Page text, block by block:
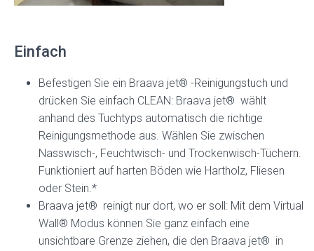
Einfach
Befestigen Sie ein Braava jet® -Reinigungstuch und
drücken Sie einfach CLEAN: Braava jet® wählt
anhand des Tuchtyps automatisch die richtige
Reinigungsmethode aus. Wählen Sie zwischen
Nasswisch-, Feuchtwisch- und Trockenwisch-Tüchern.
Funktioniert auf harten Böden wie Hartholz, Fliesen
oder Stein.*
Braava jet® reinigt nur dort, wo er soll: Mit dem Virtual
Wall® Modus können Sie ganz einfach eine
unsichtbare Grenze ziehen, die den Braava jet® in